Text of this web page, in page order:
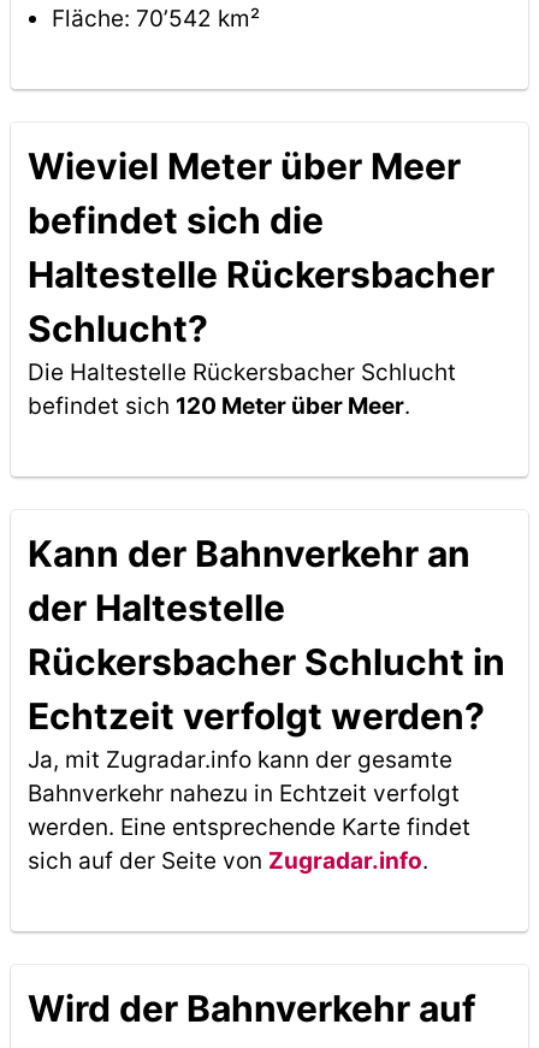
Fläche: 70’542 km²
Wieviel Meter über Meer
befindet sich die
Haltestelle Rückersbacher
Schlucht?
Die Haltestelle Rückersbacher Schlucht
befindet sich 120 Meter über Meer.
Kann der Bahnverkehr an
der Haltestelle
Rückersbacher Schlucht in
Echtzeit verfolgt werden?
Ja, mit Zugradar.info kann der gesamte
Bahnverkehr nahezu in Echtzeit verfolgt
werden. Eine entsprechende Karte findet
sich auf der Seite von Zugradar.info.
Wird der Bahnverkehr auf